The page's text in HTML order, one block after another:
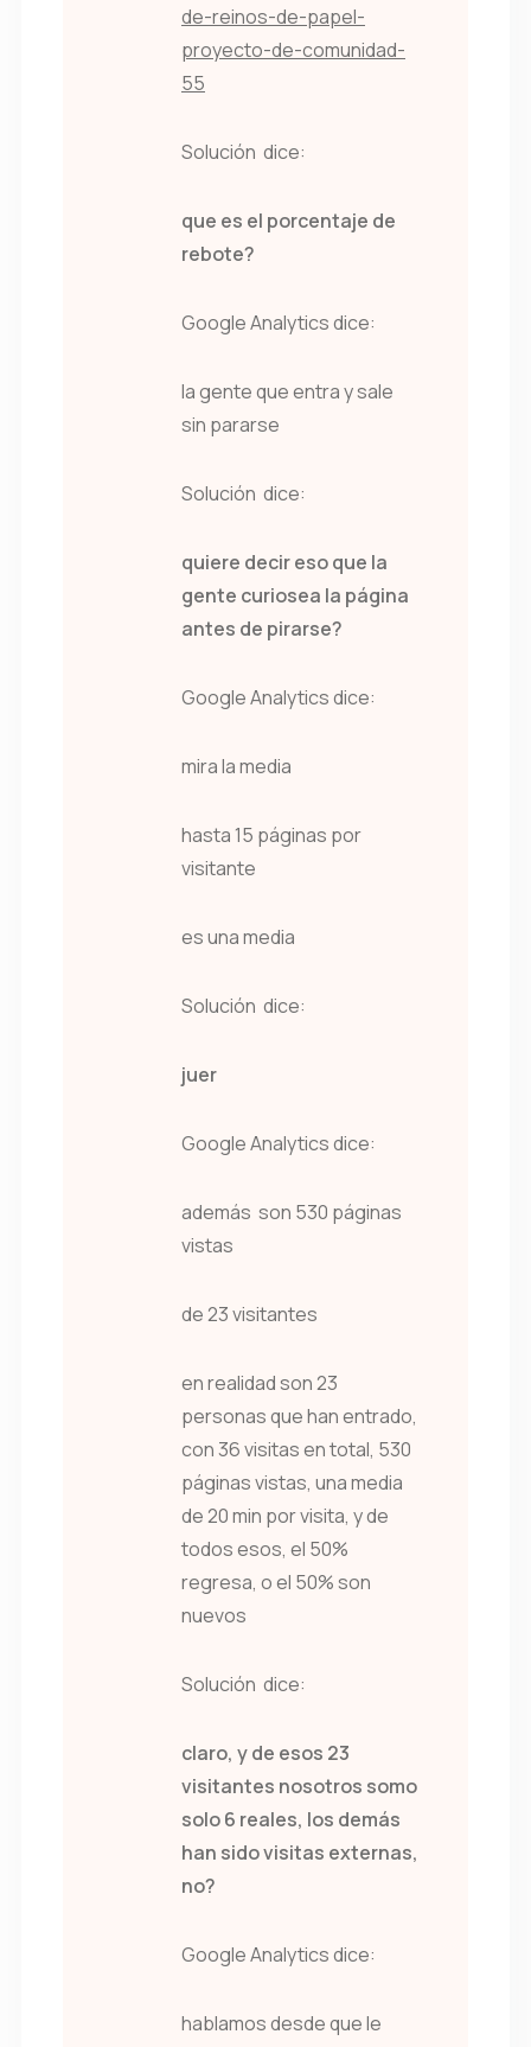
de-reinos-de-papel-
proyecto-de-comunidad-
55
Solución dice:
que es el porcentaje de
rebote?
Google Analytics dice:
la gente que entra y sale
sin pararse
Solución dice:
quiere decir eso que la
gente curiosea la página
antes de pirarse?
Google Analytics dice:
mira la media
hasta 15 páginas por
visitante
es una media
Solución dice:
juer
Google Analytics dice:
además son 530 páginas
vistas
de 23 visitantes
en realidad son 23
personas que han entrado,
con 36 visitas en total, 530
páginas vistas, una media
de 20 min por visita, y de
todos esos, el 50%
regresa, o el 50% son
nuevos
Solución dice:
claro, y de esos 23
visitantes nosotros somo
solo 6 reales, los demás
han sido visitas externas,
no?
Google Analytics dice:
hablamos desde que le